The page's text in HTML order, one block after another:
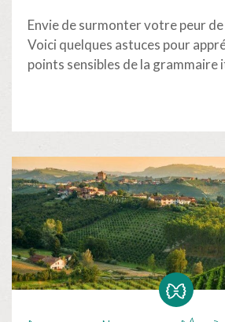
Envie de surmonter votre peur
Voici quelques astuces pour
points sensibles de la grammaire